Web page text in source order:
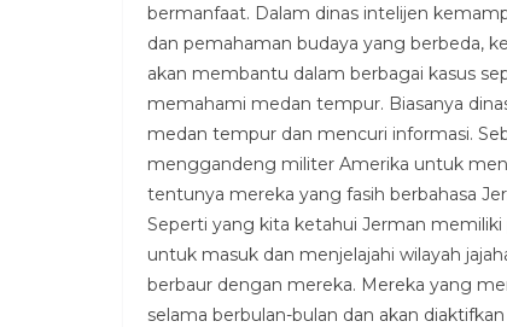
bermanfaat. Dalam dinas intelijen
dan pemahaman budaya yang berbeda,
akan membantu dalam berbagai kasus
memahami medan tempur. Biasanya
medan tempur dan mencuri informasi.
menggandeng militer Amerika untuk
tentunya mereka yang fasih berbahasa
Seperti yang kita ketahui Jerman
untuk masuk dan menjelajahi wilayah
berbaur dengan mereka. Mereka yang
selama berbulan-bulan dan akan